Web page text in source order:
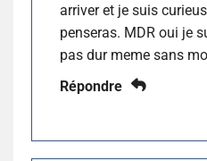
arriver et je suis
penseras. MDR oui je
pas dur meme sans
Répondre